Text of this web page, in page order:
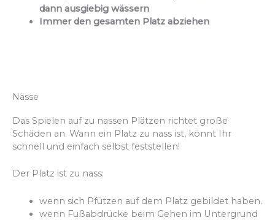
dann ausgiebig wässern
Immer den gesamten Platz abziehen
Nässe
Das Spielen auf zu nassen Plätzen richtet große
Schäden an. Wann ein Platz zu nass ist, könnt Ihr
schnell und einfach selbst feststellen!
Der Platz ist zu nass:
wenn sich Pfützen auf dem Platz gebildet haben.
wenn Fußabdrücke beim Gehen im Untergrund